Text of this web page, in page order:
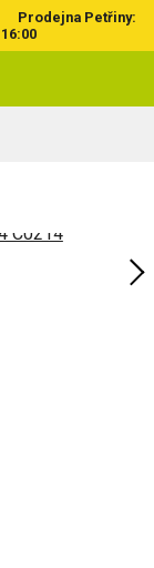
Prodejna Petřiny: